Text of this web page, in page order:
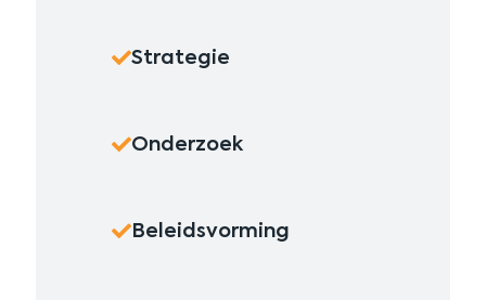
Strategie
Onderzoek
Beleidsvorming